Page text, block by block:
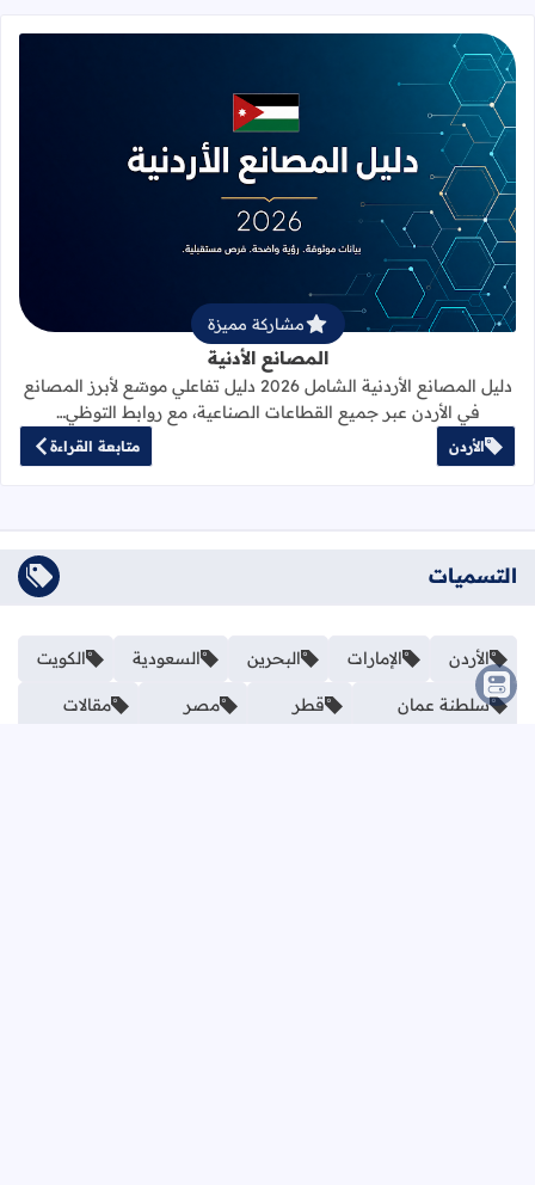
قراءة المزيد عن المصانع الأدنية
مشاركة مميزة
المصانع الأدنية
دليل المصانع الأردنية الشامل 2026 دليل تفاعلي موسّع لأبرز المصانع
في الأردن عبر جميع القطاعات الصناعية، مع روابط التوظي…
الأردن متابعة القراءة
التسميات
الأردن الإمارات البحرين السعودية الكويت
سلطنة عمان قطر مصر مقالات